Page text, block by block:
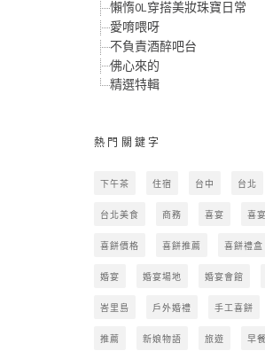
懶惰OL穿搭美妝珠寶日常
愛唷喂呀
不負責酒醉吧台
佛心來的
精選特輯
熱門關鍵字
下午茶 住宿 台中 台北
台北美食 商務 喜宴 喜
喜餅價格 喜餅推薦 喜餅禮盒
婚宴 婚宴場地 婚宴會館
峇里島 戶外婚禮 手工喜餅
推薦 新娘物語 旅遊 早餐